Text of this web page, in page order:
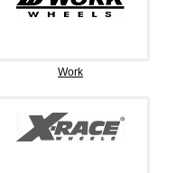
Work